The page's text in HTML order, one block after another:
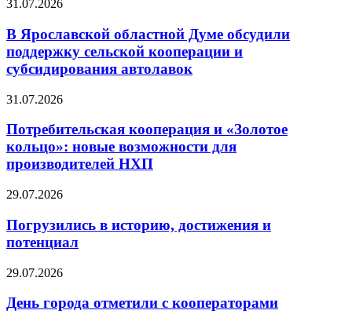
31.07.2026
В Ярославской областной Думе обсудили
поддержку сельской кооперации и
субсидирования автолавок
31.07.2026
Потребительская кооперация и «Золотое
кольцо»: новые возможности для
производителей НХП
29.07.2026
Погрузились в историю, достижения и
потенциал
29.07.2026
День города отметили с кооператорами